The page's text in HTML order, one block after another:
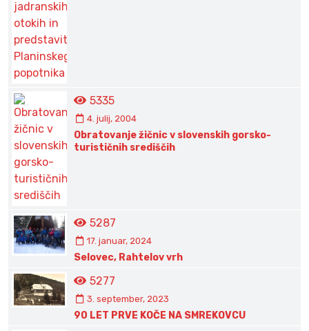
5335
4. julij, 2004
Obratovanje žičnic v slovenskih gorsko-
turističnih središčih
5287
17. januar, 2024
Selovec, Rahtelov vrh
5277
3. september, 2023
90 LET PRVE KOČE NA SMREKOVCU